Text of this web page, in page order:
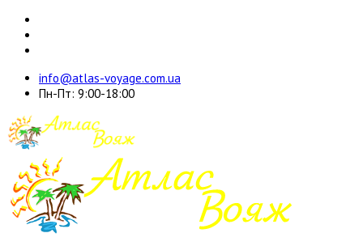
info@atlas-voyage.com.ua
Пн-Пт: 9:00-18:00